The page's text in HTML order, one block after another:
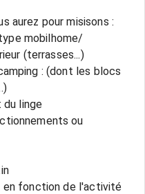
aurez pour misisons :
mobilhome/
(terrasses...)
: (dont les blocs
linge
ou
en fonction de l'activité